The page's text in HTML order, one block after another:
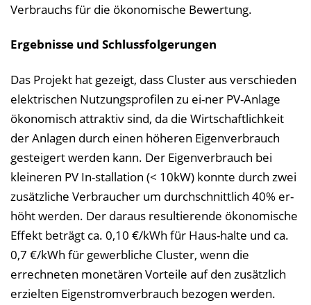
Verbrauchs für die ökonomische Bewertung.
Ergebnisse und Schlussfolgerungen
Das Projekt hat gezeigt, dass Cluster aus verschieden
elektrischen Nutzungsprofilen zu ei-ner PV-Anlage
ökonomisch attraktiv sind, da die Wirtschaftlichkeit
der Anlagen durch einen höheren Eigenverbrauch
gesteigert werden kann. Der Eigenverbrauch bei
kleineren PV In-stallation (< 10kW) konnte durch zwei
zusätzliche Verbraucher um durchschnittlich 40% er-
höht werden. Der daraus resultierende ökonomische
Effekt beträgt ca. 0,10 €/kWh für Haus-halte und ca.
0,7 €/kWh für gewerbliche Cluster, wenn die
errechneten monetären Vorteile auf den zusätzlich
erzielten Eigenstromverbrauch bezogen werden.